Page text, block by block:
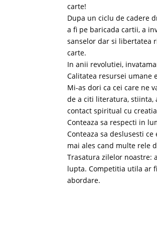
carte!
Dupa un ciclu de cadere
a fi pe baricada cartii, a
sanselor dar si libertatea
carte.
In anii revolutiei,
Calitatea resursei umane
Mi-as dori ca cei care ne
de a citi literatura, stiinta,
contact spiritual cu
Conteaza sa respecti in
Conteaza sa deslusesti
mai ales cand multe rele
Trasatura zilelor noastre:
lupta. Competitia utila ar
abordare.